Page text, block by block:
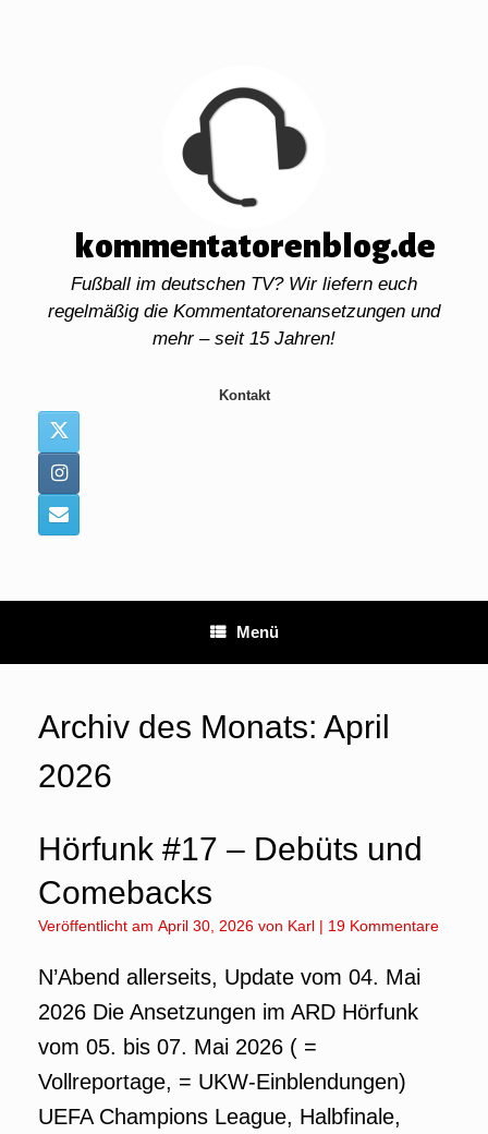
kommentatorenblog.de
Fußball im deutschen TV? Wir liefern euch
regelmäßig die Kommentatorenansetzungen und
mehr – seit 15 Jahren!
Kontakt
Menü
Archiv des Monats: April
2026
Hörfunk #17 – Debüts und
Comebacks
Veröffentlicht am April 30, 2026 von Karl | 19 Kommentare
N’Abend allerseits, Update vom 04. Mai
2026 Die Ansetzungen im ARD Hörfunk
vom 05. bis 07. Mai 2026 ( =
Vollreportage, = UKW-Einblendungen)
UEFA Champions League, Halbfinale,